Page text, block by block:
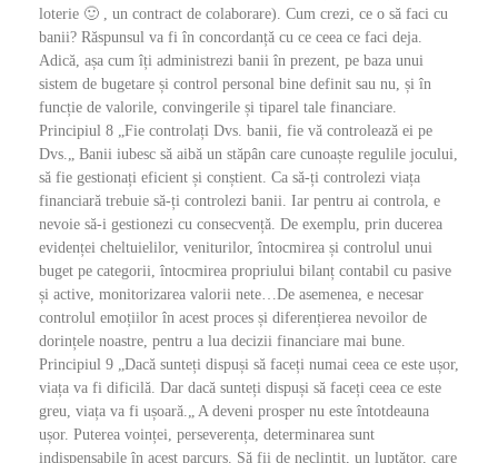
loterie 🙂 , un contract de colaborare). Cum crezi, ce o să faci cu
banii? Răspunsul va fi în concordanță cu ce ceea ce faci deja.
Adică, așa cum îți administrezi banii în prezent, pe baza unui
sistem de bugetare și control personal bine definit sau nu, și în
funcție de valorile, convingerile și tiparel tale financiare.
Principiul 8 „Fie controlați Dvs. banii, fie vă controlează ei pe
Dvs.„ Banii iubesc să aibă un stăpân care cunoaște regulile jocului,
să fie gestionați eficient și conștient. Ca să-ți controlezi viața
financiară trebuie să-ți controlezi banii. Iar pentru ai controla, e
nevoie să-i gestionezi cu consecvență. De exemplu, prin ducerea
evidenței cheltuielilor, veniturilor, întocmirea și controlul unui
buget pe categorii, întocmirea propriului bilanț contabil cu pasive
și active, monitorizarea valorii nete…De asemenea, e necesar
controlul emoțiilor în acest proces și diferențierea nevoilor de
dorințele noastre, pentru a lua decizii financiare mai bune.
Principiul 9 „Dacă sunteți dispuși să faceți numai ceea ce este ușor,
viața va fi dificilă. Dar dacă sunteți dispuși să faceți ceea ce este
greu, viața va fi ușoară.„ A deveni prosper nu este întotdeauna
ușor. Puterea voinței, perseverența, determinarea sunt
indispensabile în acest parcurs. Să fii de neclintit, un luptător, care